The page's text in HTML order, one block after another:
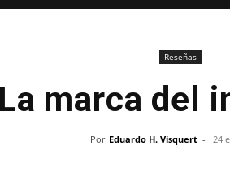
Reseñas
La marca del
Por Eduardo H. Visquert - 24